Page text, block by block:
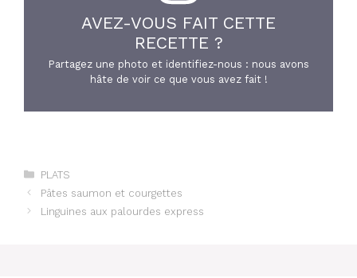
AVEZ-VOUS FAIT CETTE
RECETTE ?
Partagez une photo et identifiez-nous : nous avons
hâte de voir ce que vous avez fait !
Catégories
PLATS
Pâtes saumon et courgettes
Linguines aux palourdes express